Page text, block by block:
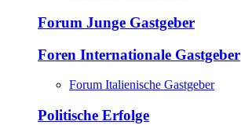
Forum Junge Gastgeber
Foren Internationale Gastgeber
Forum Italienische Gastgeber
Politische Erfolge